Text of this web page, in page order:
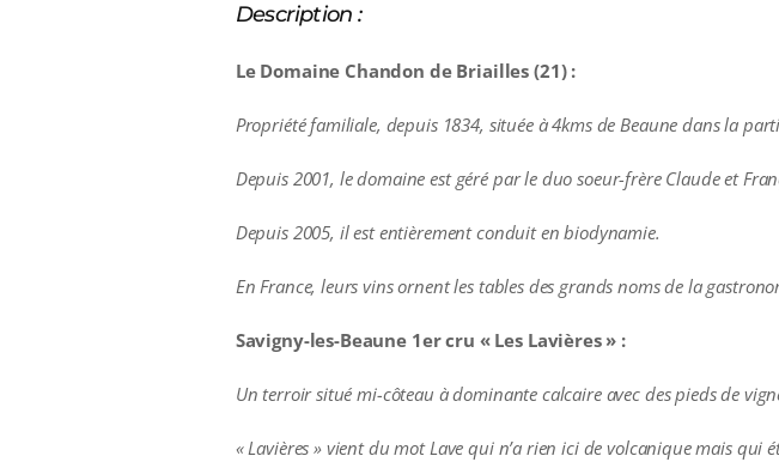
Description :
Le Domaine Chandon de Briailles (21) :
Propriété familiale, depuis 1834, située à 4kms de Beaune dans la
Depuis 2001, le domaineest géré par le duo soeur-frère Claude et
Depuis 2005, il est entièrement conduit en biodynamie.
En France, leurs vins ornent les tables des grands noms de la
Savigny-les-Beaune 1er cru « Les Lavières » :
Un terroir situé mi-côteau à dominante calcaire avec des pieds de
« Lavières » vient du mot Lave qui n’a rien ici de volcanique mais